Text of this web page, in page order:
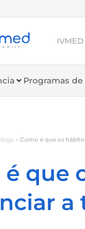
Programas
» Como é que os
é que
a